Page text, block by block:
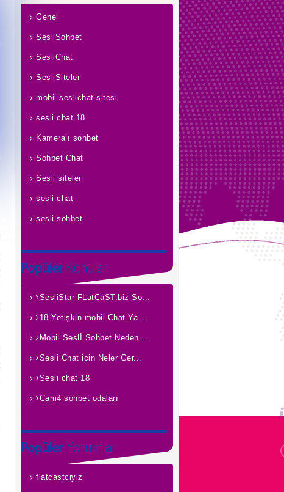
Genel
SesliSohbet
SesliChat
SesliSiteler
mobil seslichat sitesi
sesli chat 18
Kameralı sohbet
Sohbet Chat
Sesli siteler
sesli chat
sesli sohbet
PopülerKonular
SesliStar FLatCaST.biz So...
18 Yetişkin mobil Chat Ya...
Mobil Seslİ Sohbet Neden ...
Sesli Chat için Neler Ger...
Sesli chat 18
Cam4 sohbet odaları
PopülerYorumlar
flatcastciyiz